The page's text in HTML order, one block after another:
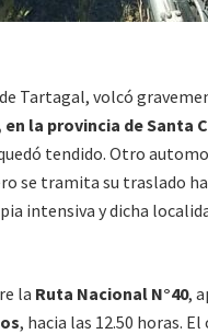
Tartagal, volcó
la provincia de Santa
tendido. Otro
se tramita su traslado
intensiva y dicha
la Ruta Nacional N°40,
, hacia las 12.50 horas.